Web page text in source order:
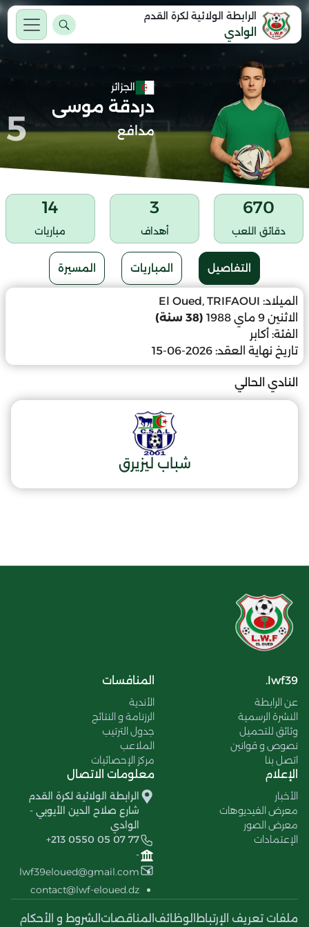
الرابطة الولائية لكرة القدم
الوادي
الجزائر
دردقة موسى
مدافع 5
670
دقائق اللعب
3
أهداف
14
مباريات
التفاصيل المباريات المسيرة
الميلاد: El Oued, TRIFAOUI
الاثنين 9 ماي 1988
(38 سنة)
الفئة: أكابر
تاريخ نهاية العقد: 2026-06-15
النادي الحالي
شباب ليزيرق
lwf39.
عن الرابطة
النشرة الرسمية
وثائق للتحميل
نصوص و قوانين
اتصل بنا
المنافسات
الأندية
الرزنامة و النتائج
جدول الترتيب
الملاعب
مركز الإحصائيات
الإعلام
الأخبار
معرض الفيديوهات
معرض الصور
الإعتمادات
معلومات الاتصال
الرابطة الولائية لكرة القدم
شارع صلاح الدين الأيوبي -
الوادي
+213 0550 05 07 77
-
lwf39eloued@gmail.com
contact@lwf-eloued.dz
ملفات تعريف الإرتباط الوظائف المناقصات الشروط و الأحكام